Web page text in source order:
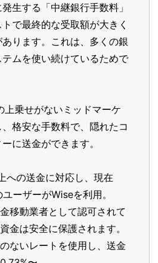
生する「中継銀行手数料」
で最終的な受取額が大きく
ります。これは、多くの銀
ムを使い続けているためで
上乗せがないミッドマーケ
格安な手数料で、隠れたコ
に送金ができます。
への送金に対応し、現在
ーザーがWiseを利用。
移動業者として認可されて
金は安全に保護されます。
ないレートを使用し、送金